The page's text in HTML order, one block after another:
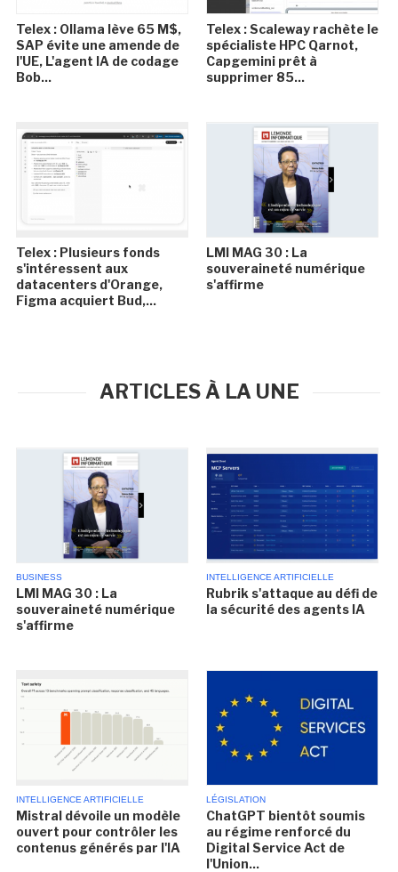
Telex : Ollama lève 65 M$,
SAP évite une amende de
l'UE, L'agent IA de codage
Bob...
Telex : Scaleway rachète le
spécialiste HPC Qarnot,
Capgemini prêt à
supprimer 85...
Telex : Plusieurs fonds
s'intéressent aux
datacenters d'Orange,
Figma acquiert Bud,...
LMI MAG 30 : La
souveraineté numérique
s'affirme
ARTICLES À LA UNE
BUSINESS
LMI MAG 30 : La
souveraineté numérique
s'affirme
INTELLIGENCE ARTIFICIELLE
Rubrik s'attaque au défi de
la sécurité des agents IA
INTELLIGENCE ARTIFICIELLE
Mistral dévoile un modèle
ouvert pour contrôler les
contenus générés par l'IA
LÉGISLATION
ChatGPT bientôt soumis
au régime renforcé du
Digital Service Act de
l'Union...